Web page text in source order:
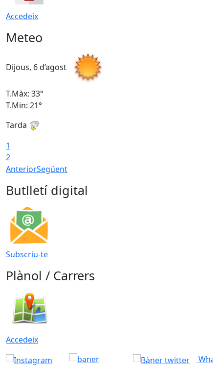
Accedeix
Meteo
Dijous, 6 d’agost
T.Màx: 33°
T.Min: 21°
Tarda
1
2
AnteriorSegüent
Butlletí digital
Subscriu-te
Plànol / Carrers
Accedeix